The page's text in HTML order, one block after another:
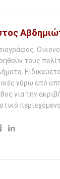
τους
γύρω από
για την
περιεχόμενο.